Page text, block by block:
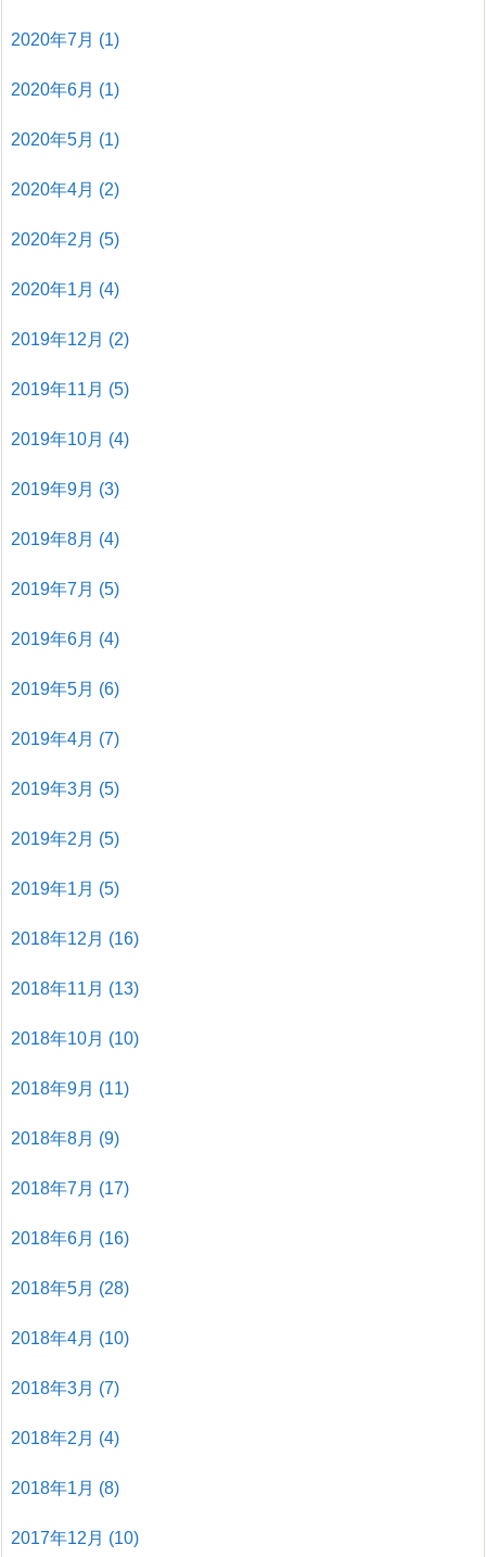
2020年7月 (1)
2020年6月 (1)
2020年5月 (1)
2020年4月 (2)
2020年2月 (5)
2020年1月 (4)
2019年12月 (2)
2019年11月 (5)
2019年10月 (4)
2019年9月 (3)
2019年8月 (4)
2019年7月 (5)
2019年6月 (4)
2019年5月 (6)
2019年4月 (7)
2019年3月 (5)
2019年2月 (5)
2019年1月 (5)
2018年12月 (16)
2018年11月 (13)
2018年10月 (10)
2018年9月 (11)
2018年8月 (9)
2018年7月 (17)
2018年6月 (16)
2018年5月 (28)
2018年4月 (10)
2018年3月 (7)
2018年2月 (4)
2018年1月 (8)
2017年12月 (10)